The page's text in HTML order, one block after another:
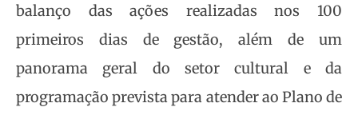
balanço das ações realizadas nos 100
primeiros dias de gestão, além de um
panorama geral do setor cultural e da
programação prevista para atender ao Plano de